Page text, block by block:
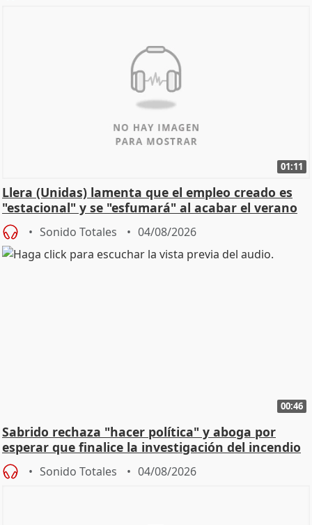
01:11
Llera (Unidas) lamenta que el empleo creado es
"estacional" y se "esfumará" al acabar el verano
Sonido Totales 04/08/2026
00:46
Sabrido rechaza "hacer política" y aboga por
esperar que finalice la investigación del incendio
Sonido Totales 04/08/2026